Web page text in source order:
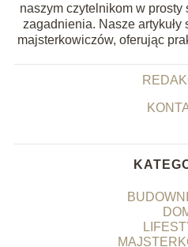
naszym czytelnikom w prosty
zagadnienia. Nasze
majsterkowiczów, oferując